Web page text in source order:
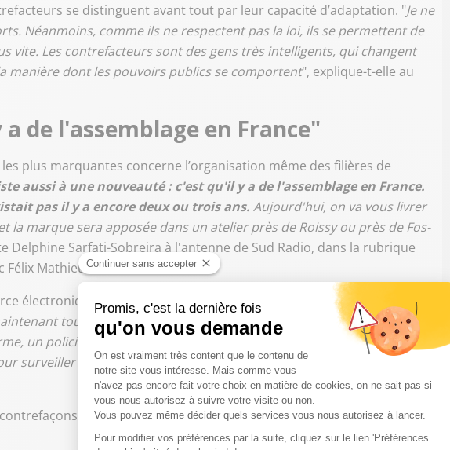
se distinguent avant tout par leur capacité d’adaptation. "Je ne
Néanmoins, comme ils ne respectent pas la loi, ils se permettent de
vite. Les contrefacteurs sont des gens très intelligents, qui changent
manière dont les pouvoirs publics se comportent", explique-t-elle au
de l'assemblage en France"
plus marquantes concerne l’organisation même des filières de
aussi à une nouveauté : c'est qu'il y a de l'assemblage en France.
pas il y a encore deux ou trois ans. Aujourd'hui, on va vous livrer
la marque sera apposée dans un atelier près de Roissy ou près de Fos-
Delphine Sarfati-Sobreira à l'antenne de Sud Radio, dans la rubrique
Félix Mathieu.
électronique a également bouleversé la lutte contre les faux produits.
tout est accessible partout. Cela complique aussi la donne. On
un policier ou un douanier dernière derrière chaque ordinateur,
surveiller ce que les gens font", poursuit la directrice générale de
à l'heure des petits colis et des achats sur Internet ?